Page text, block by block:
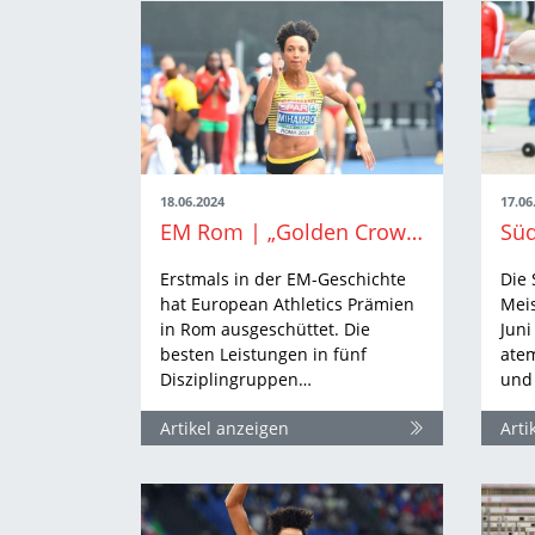
18.06.2024
EM Rom | „Golden Crown“ adelt Malaika Mihambos EM-Triumph
Erstmals in der EM-Geschichte
hat European Athletics Prämien
in Rom ausgeschüttet. Die
besten Leistungen in fünf
Disziplingruppen…
Artikel anzeigen
Die